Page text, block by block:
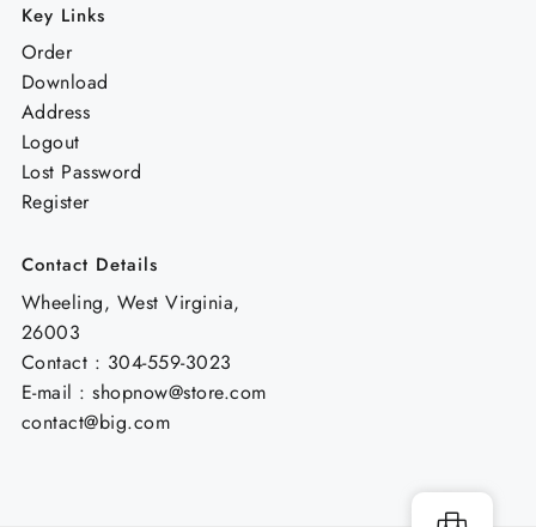
Key Links
Order
Download
Address
Logout
Lost Password
Register
Contact Details
Wheeling, West Virginia,
26003
Contact : 304-559-3023
E-mail : shopnow@store.com
contact@big.com